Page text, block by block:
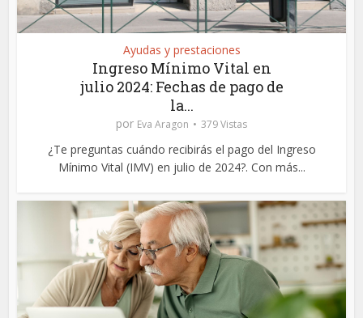
Ayudas y prestaciones
Ingreso Mínimo Vital en
julio 2024: Fechas de pago de
la...
por Eva Aragon 379 Vistas
¿Te preguntas cuándo recibirás el pago del Ingreso
Mínimo Vital (IMV) en julio de 2024?. Con más...